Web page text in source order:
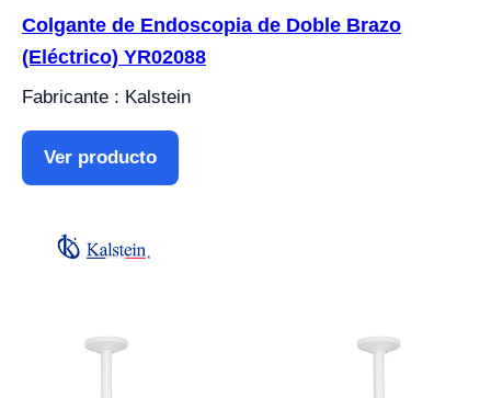
Colgante de Endoscopia de Doble Brazo
(Eléctrico) YR02088
Fabricante : Kalstein
Ver producto